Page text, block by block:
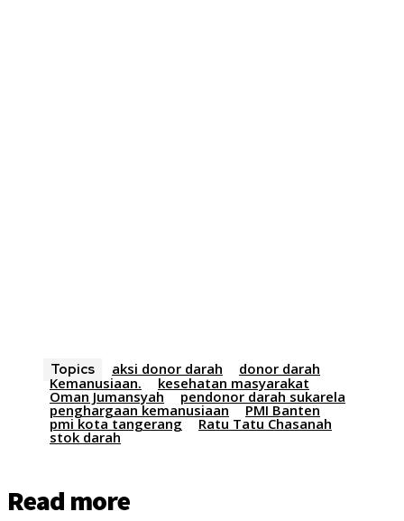
Topics aksi donor darah
donor darah
Kemanusiaan.
kesehatan masyarakat
Oman Jumansyah pendonor darah sukarela
penghargaan kemanusiaan PMI Banten
pmi kota tangerang Ratu Tatu Chasanah
stok darah
Read more